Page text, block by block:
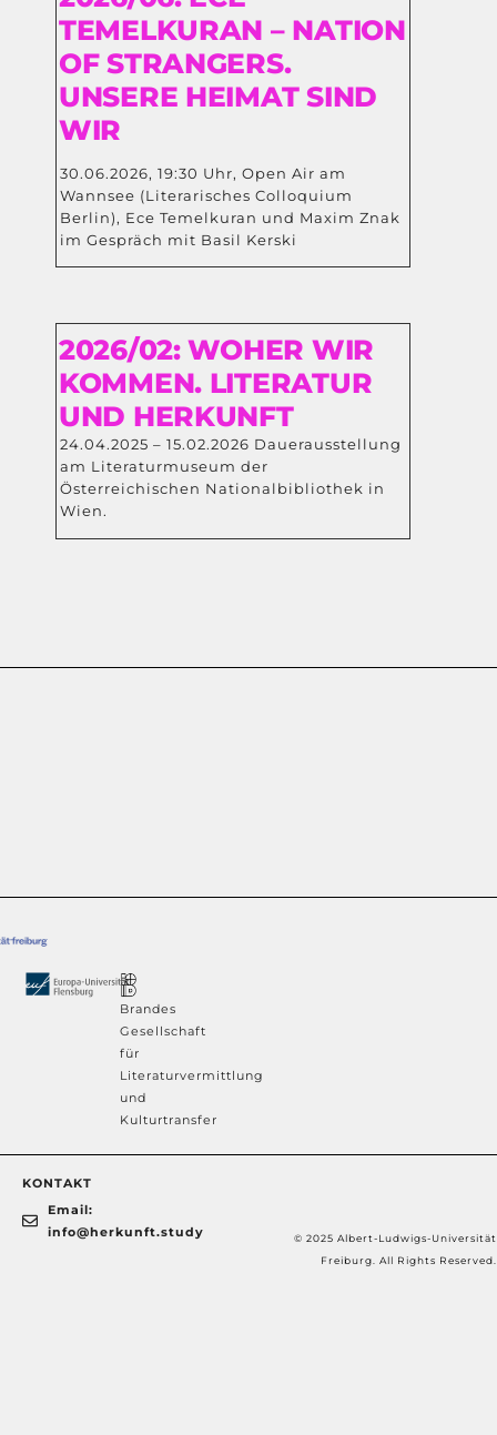
TEMELKURAN – NATION
OF STRANGERS.
UNSERE HEIMAT SIND
WIR
30.06.2026, 19:30 Uhr, Open Air am
Wannsee (Literarisches Colloquium
Berlin), Ece Temelkuran und Maxim Znak
im Gespräch mit Basil Kerski
2026/02: WOHER WIR
KOMMEN. LITERATUR
UND HERKUNFT
24.04.2025 – 15.02.2026 Dauerausstellung
am Literaturmuseum der
Österreichischen Nationalbibliothek in
Wien.
Brandes
Gesellschaft
für
Literaturvermittlung
und
Kulturtransfer
KONTAKT
Email:
info@herkunft.study
© 2025 Albert-Ludwigs-Universität
Freiburg. All Rights Reserved.